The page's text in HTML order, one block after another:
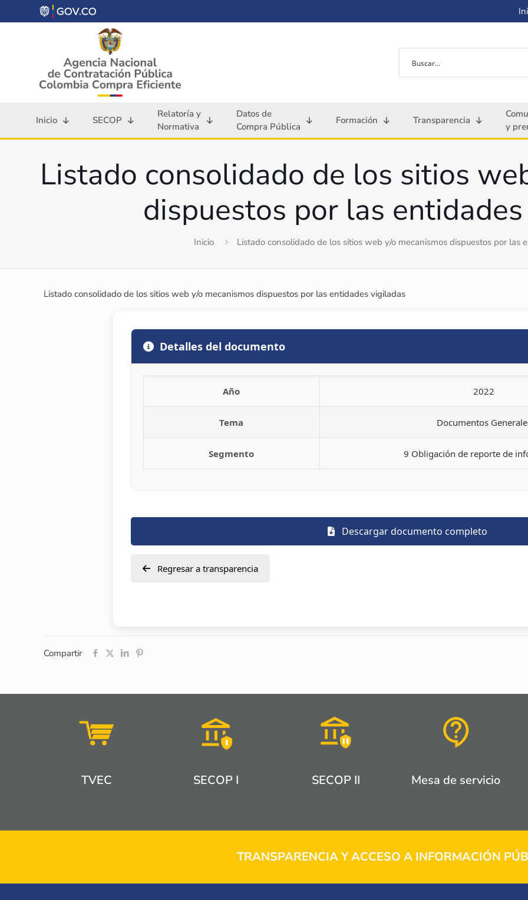
Inicio SECOP
Relatoría y
Normativa
Datos de
Compra Pública
Formación Transparencia
y
Listado consolidado de los sitios
dispuestos por las
Inicio Listado consolidado de los sitios web y/o mecanismos dispuestos por las
Listado consolidado de los sitios web y/o mecanismos dispuestos por las entidades vigiladas
Detalles del documento
Año 2022
Tema Documentos
Segmento 9 Obligación de reporte de
Descargar documento completo
Regresar a transparencia
Compartir
TVEC SECOP I SECOP II Mesa de servicio
TRANSPARENCIA Y ACCESO A INFORMACIÓN